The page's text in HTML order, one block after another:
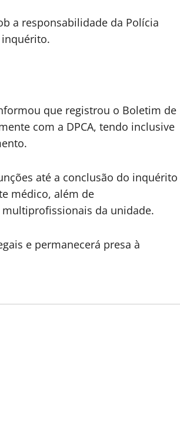
a responsabilidade da Polícia
que registrou o Boletim de
com a DPCA, tendo inclusive
até a conclusão do inquérito
médico, além de
da unidade.
e permanecerá presa à